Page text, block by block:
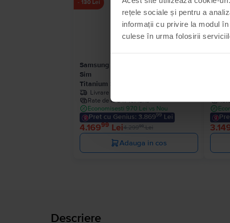
rețele sociale și pentru a
informații cu privire la modul
culese în urma folosirii
- 130 Lei
Samsung Galaxy S25 Ultra 5G Dual
Sim
Titanium Silver Blue, 512 GB, Ca nou
Livrare estimata:
Rate de la 347 lei/luna
Economisesti 970 Lei vs Nou
Pret cu Genius: 3.86999Lei
4.16999Lei4.29999Lei
Adauga in cos
Descriere